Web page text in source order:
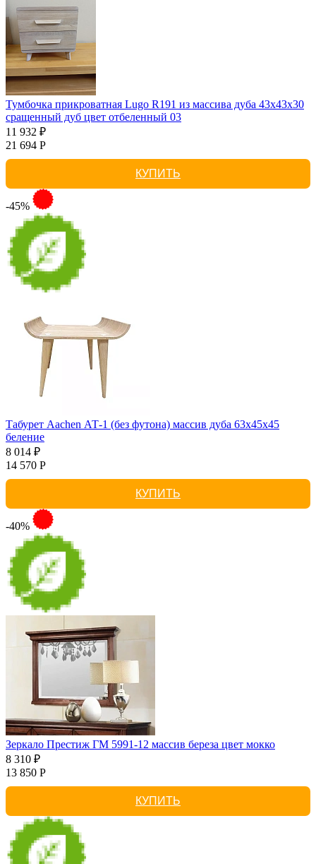
Тумбочка прикроватная Lugo R191 из массива дуба 43х43х30
сращенный дуб цвет отбеленный 03
11 932 ₽
21 694 Р
КУПИТЬ
-45%
Табурет Aachen АТ-1 (без футона) массив дуба 63х45х45
беление
8 014 ₽
14 570 Р
КУПИТЬ
-40%
Зеркало Престиж ГМ 5991-12 массив береза цвет мокко
8 310 ₽
13 850 Р
КУПИТЬ